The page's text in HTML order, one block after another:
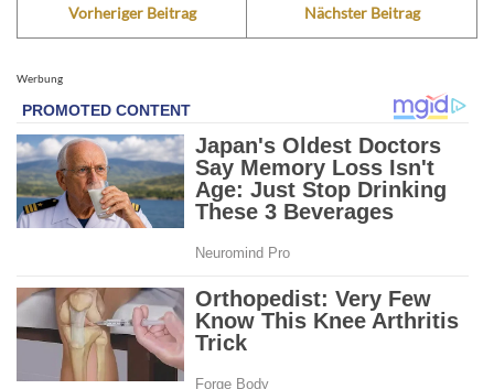
Vorheriger Beitrag Nächster Beitrag
Werbung